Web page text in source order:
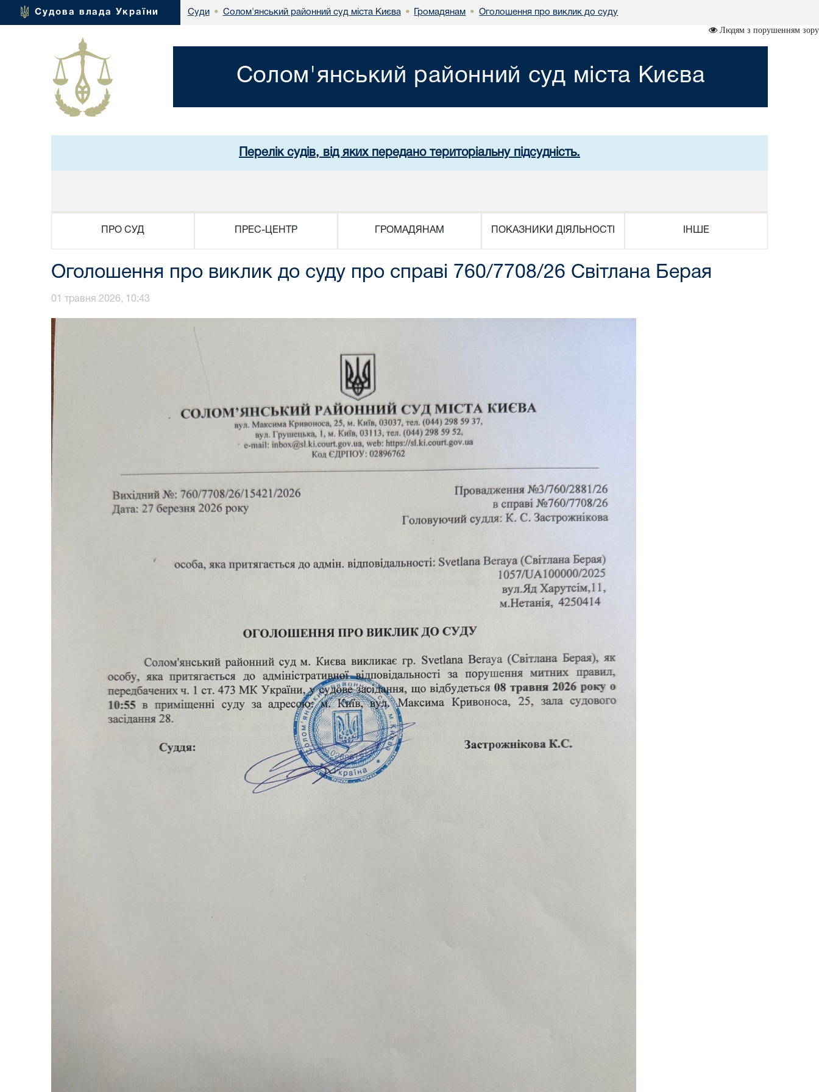
Судова влада України Суди • Солом'янський районний суд міста Києва • Громадянам • Оголошення про виклик до суду
Людям з порушенням зору
Солом'янський районний суд міста Києва
Перелік судів, від яких передано територіальну підсудність.
ПРО СУД ПРЕС-ЦЕНТР ГРОМАДЯНАМ ПОКАЗНИКИ ДІЯЛЬНОСТІ ІНШЕ
Оголошення про виклик до суду про справі 760/7708/26 Світлана Берая
01 травня 2026, 10:43